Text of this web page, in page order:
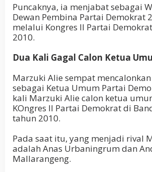
Puncaknya, ia menjabat sebagai
Dewan Pembina Partai Demokrat
melalui Kongres II Partai
2010.
Dua Kali Gagal Calon Ketua
Marzuki Alie sempat
sebagai Ketua Umum Partai
kali Marzuki Alie calon ketua
KOngres II Partai Demokrat di
tahun 2010.
Pada saat itu, yang menjadi rival
adalah Anas Urbaningrum dan
Mallarangeng.